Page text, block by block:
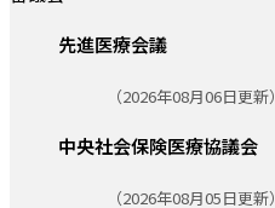
先進医療会議
（2026年08月06日更新）
中央社会保険医療協議会
（2026年08月05日更新）